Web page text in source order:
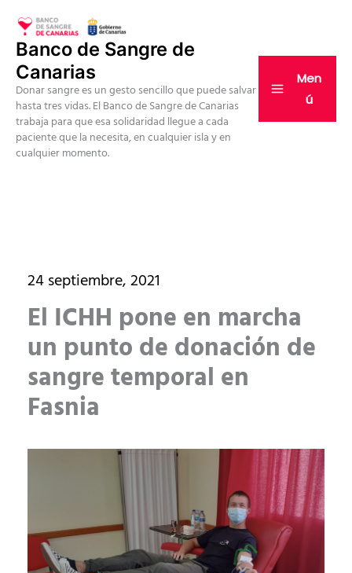
contenido
Banco de Sangre de
Canarias
Donar sangre es un gesto sencillo que puede salvar
hasta tres vidas. El Banco de Sangre de Canarias
trabaja para que esa solidaridad llegue a cada
paciente que la necesita, en cualquier isla y en
cualquier momento.
Men
ú
24 septiembre, 2021
El ICHH pone en marcha
un punto de donación de
sangre temporal en
Fasnia